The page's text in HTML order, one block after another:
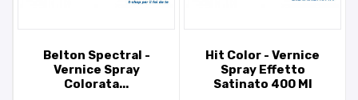
Belton Spectral -
Vernice Spray
Colorata...
Hit Color - Vernice
Spray Effetto
Satinato 400 Ml